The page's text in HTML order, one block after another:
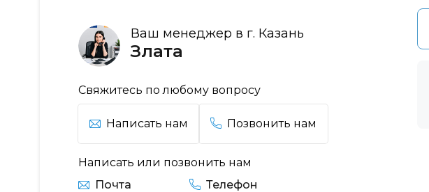
Ваш менеджер в г. Казань
Злата
Свяжитесь по любому вопросу
Написать нам Позвонить нам
Написать или позвонить нам
Почта
Телефон